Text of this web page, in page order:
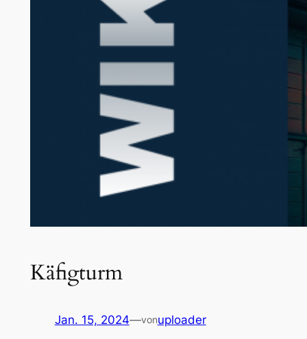
Käfigturm
Jan. 15, 2024—vonuploader